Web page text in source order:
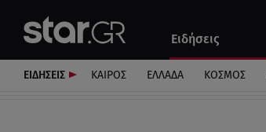
Ειδήσεις
Αυτοκίνητο
ΕΙΔΗΣΕΙΣ ΚΑΙΡΟΣ ΕΛΛΑΔΑ ΚΟΣΜΟΣ